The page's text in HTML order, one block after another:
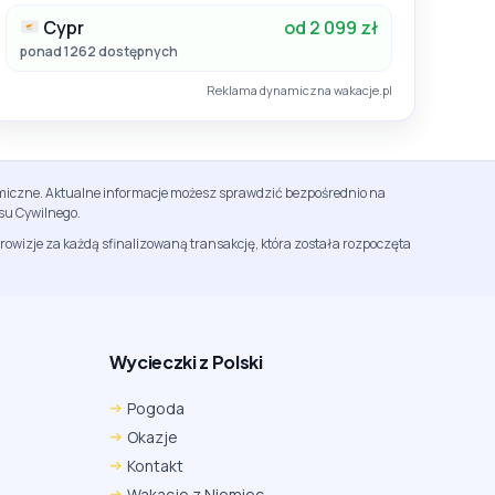
Cypr od 2 099 zł
ponad 1262 dostępnych
Reklama dynamiczna wakacje.pl
Aktualne informacje możesz sprawdzić bezpośrednio na
Cywilnego.
za każdą sfinalizowaną transakcję, która została rozpoczęta
Wycieczki z Polski
Pogoda
Okazje
Kontakt
Edge
Ustawienia → Prywatność i bezpieczeństwo → Pliki
cookie innych firm → ustaw „Zezwalaj”.
Na czas rezerwacji nie blokuj cookies i śledzenia dla tej